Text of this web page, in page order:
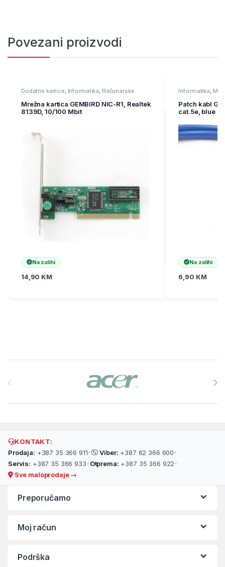
Povezani proizvodi
Dodatne kartice, Informatika, Računarske
Komponente
Mrežna kartica GEMBIRD NIC-R1, Realtek
8139D, 10/100 Mbit
Na zalihi
14,90 KM
Informatika,
Patch kabl
cat.5e, blue
Na zalihi
6,90 KM
KONTAKT:
Prodaja: +387 35 366 911• Viber: +387 62 366 600•
Servis: +387 35 366 933• Otprema: +387 35 366 922•
Sve maloprodaje →
Preporučamo
Moj račun
Podrška